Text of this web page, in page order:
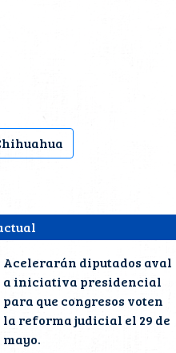
Acelerarán diputados aval
a iniciativa presidencial
para que congresos voten
la reforma judicial el 29 de
mayo.